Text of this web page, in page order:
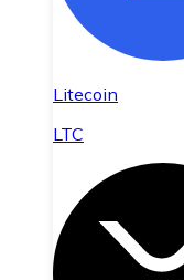
Litecoin
LTC